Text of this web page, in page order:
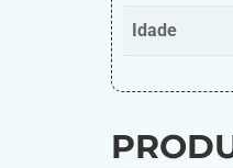
Idade